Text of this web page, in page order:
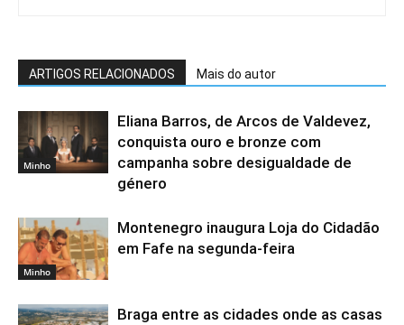
ARTIGOS RELACIONADOS Mais do autor
Minho
Eliana Barros, de Arcos de Valdevez,
conquista ouro e bronze com
campanha sobre desigualdade de
género
Minho
Montenegro inaugura Loja do Cidadão
em Fafe na segunda-feira
Braga entre as cidades onde as casas